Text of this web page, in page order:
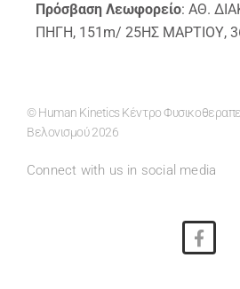
Πρόσβαση Λεωφορείο: ΑΘ.
ΠΗΓΗ, 151m/ 25ΗΣ ΜΑΡΤΙΟΥ,
© Human Kinetics Κέντρο
Βελονισμού 2026
Connect with us in social media